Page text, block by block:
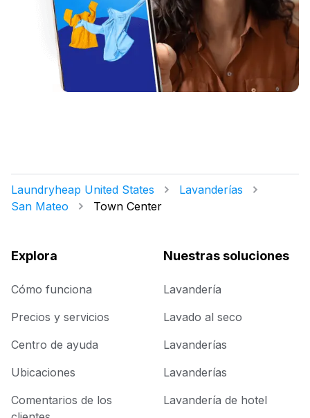
Laundryheap United States
Lavanderías
San Mateo
Town Center
Explora
Cómo funciona
Precios y servicios
Centro de ayuda
Ubicaciones
Comentarios de los
Nuestras soluciones
Lavandería
Lavado al seco
Lavanderías
Lavanderías
Lavandería de hotel